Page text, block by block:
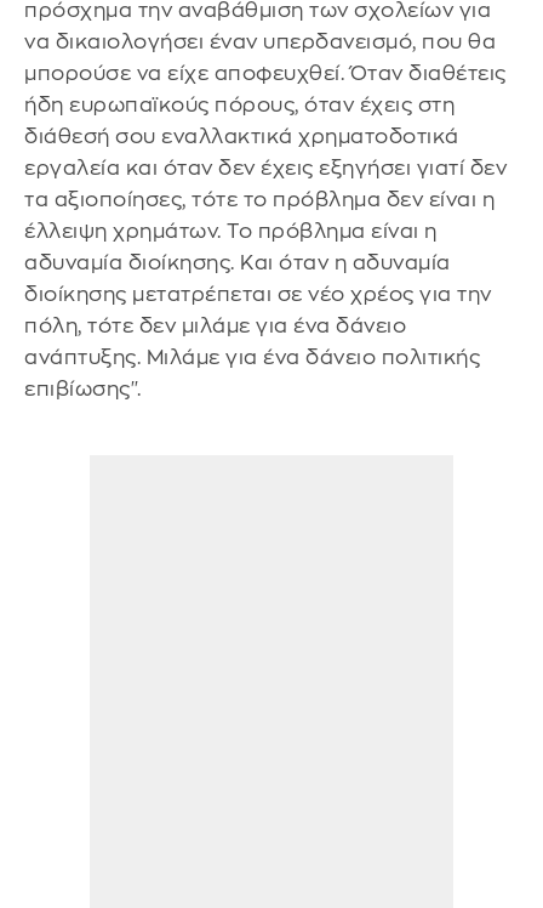
πρόσχημα την αναβάθμιση των σχολείων για
να δικαιολογήσει έναν υπερδανεισμό, που θα
μπορούσε να είχε αποφευχθεί. Όταν διαθέτεις
ήδη ευρωπαϊκούς πόρους, όταν έχεις στη
διάθεσή σου εναλλακτικά χρηματοδοτικά
εργαλεία και όταν δεν έχεις εξηγήσει γιατί δεν
τα αξιοποίησες, τότε το πρόβλημα δεν είναι η
έλλειψη χρημάτων. Το πρόβλημα είναι η
αδυναμία διοίκησης. Και όταν η αδυναμία
διοίκησης μετατρέπεται σε νέο χρέος για την
πόλη, τότε δεν μιλάμε για ένα δάνειο
ανάπτυξης. Μιλάμε για ένα δάνειο πολιτικής
επιβίωσης''.